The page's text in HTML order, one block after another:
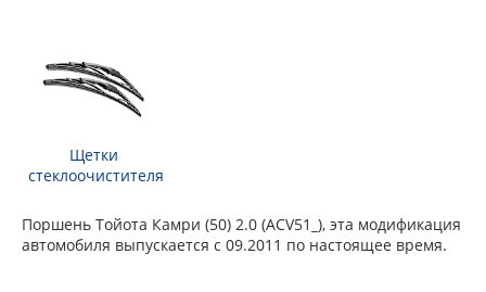
Щетки
стеклоочистителя
Поршень Тойота Камри (50) 2.0 (ACV51_), эта модификация
автомобиля выпускается с 09.2011 по настоящее время.